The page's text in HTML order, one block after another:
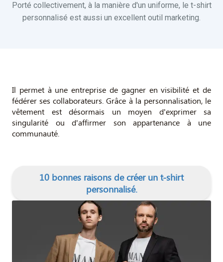
Porté collectivement, à la manière d'un uniforme, le t-shirt
personnalisé est aussi un excellent outil marketing.
Il permet à une entreprise de gagner en visibilité et de
fédérer ses collaborateurs. Grâce à la personnalisation, le
vêtement est désormais un moyen d'exprimer sa
singularité ou d'affirmer son appartenance à une
communauté.
10 bonnes raisons de créer un t-shirt
personnalisé.